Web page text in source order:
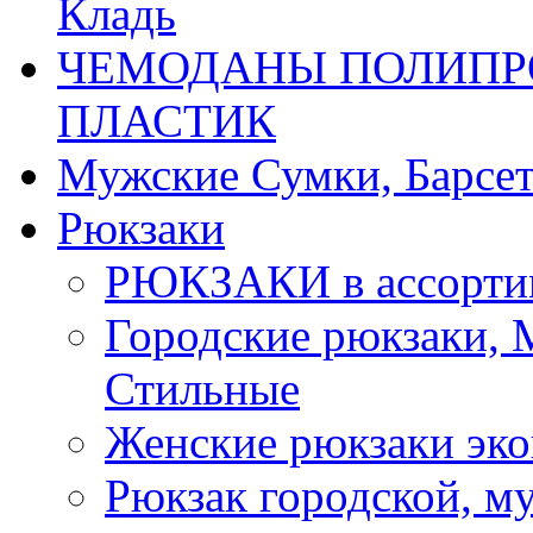
Кладь
ЧЕМОДАНЫ
ПЛАСТИК
Мужские Сумки,
Рюкзаки
РЮКЗАКИ в
Городские
Стильные
Женские рюкзаки
Рюкзак городской,